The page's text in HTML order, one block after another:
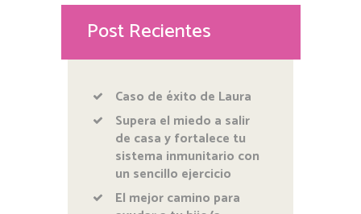
Post Recientes
Caso de éxito de Laura
Supera el miedo a salir
de casa y fortalece tu
sistema inmunitario con
un sencillo ejercicio
El mejor camino para